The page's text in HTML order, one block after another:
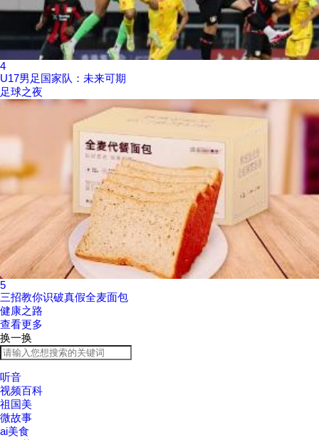
4
U17男足国家队：未来可期
足球之夜
5
三招教你识破真假全麦面包
健康之路
查看更多
换一换
听音
视频百科
祖国美
微故事
ai美食